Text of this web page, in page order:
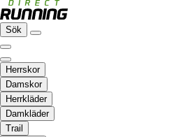
Sök
Herrskor
Damskor
Herrkläder
Damkläder
Trail